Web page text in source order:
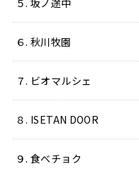
５. 坂ノ途中
６. 秋川牧園
７. ビオマルシェ
８. ISETAN DOOR
９. 食べチョク